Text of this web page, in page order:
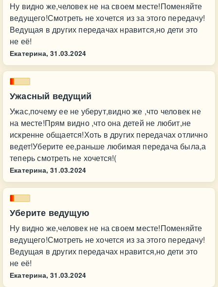
Ну видно же,человек не на своем месте!Поменяйте
ведущего!Смотреть не хочется из за этого передачу!
Ведущая в других передачах нравится,но дети это
не её!
Екатерина, 31.03.2024
Ужасный ведущий
Ужас,почему ее не уберут,видно же ,что человек не
на месте!Прям видно ,что она детей не любит,не
искренне общается!Хоть в других передачах отлично
ведет!Уберите ее,раньше любимая передача была,а
теперь смотреть не хочется!(
Екатерина, 31.03.2024
Уберите ведущую
Ну видно же,человек не на своем месте!Поменяйте
ведущего!Смотреть не хочется из за этого передачу!
Ведущая в других передачах нравится,но дети это
не её!
Екатерина, 31.03.2024